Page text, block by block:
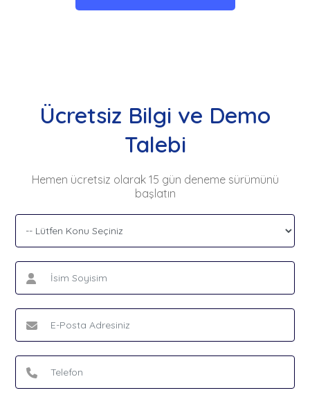
Ücretsiz Bilgi ve Demo
Talebi
Hemen ücretsiz olarak 15 gün deneme sürümünü
başlatın